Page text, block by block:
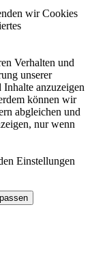
wir Cookies
Verhalten und
unserer
anzuzeigen
können wir
abgleichen und
nur wenn
Einstellungen